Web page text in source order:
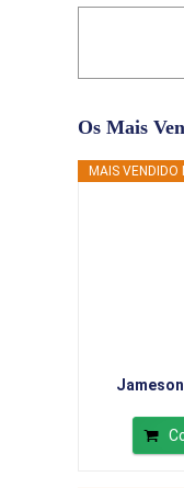
Os Mais
MAIS VENDIDO